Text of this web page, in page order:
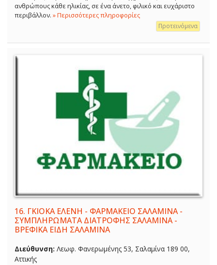
ανθρώπους κάθε ηλικίας, σε ένα άνετο, φιλικό και ευχάριστο
περιβάλλον. » Περισσότερες πληροφορίες
Προτεινόμενα
16. ΓΚΙΟΚΑ ΕΛΕΝΗ - ΦΑΡΜΑΚΕΙΟ ΣΑΛΑΜΙΝΑ -
ΣΥΜΠΛΗΡΩΜΑΤΑ ΔΙΑΤΡΟΦΗΣ ΣΑΛΑΜΙΝΑ -
ΒΡΕΦΙΚΑ ΕΙΔΗ ΣΑΛΑΜΙΝΑ
Διεύθυνση: Λεωφ. Φανερωμένης 53, Σαλαμίνα 189 00,
Αττικής